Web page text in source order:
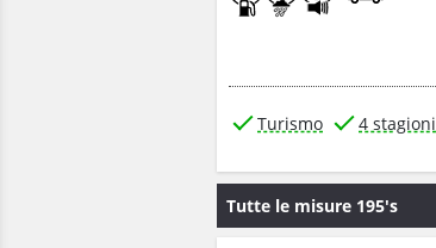
Turismo 4 stagioni
Tutte le misure 195's